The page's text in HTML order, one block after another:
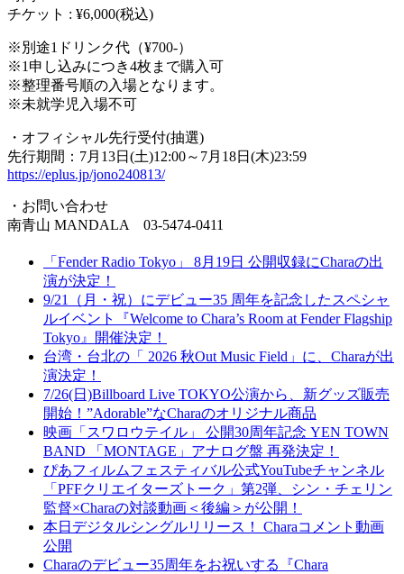
チケット : ¥6,000(税込)
※別途1ドリンク代（¥700-）
※1申し込みにつき4枚まで購入可
※整理番号順の入場となります。
※未就学児入場不可
・オフィシャル先行受付(抽選)
先行期間：7月13日(土)12:00～7月18日(木)23:59
https://eplus.jp/jono240813/
・お問い合わせ
南青山 MANDALA 03-5474-0411
「Fender Radio Tokyo」 8月19日 公開収録にCharaの出
演が決定！
9/21（月・祝）にデビュー35 周年を記念したスペシャ
ルイベント『Welcome to Chara’s Room at Fender Flagship
Tokyo』開催決定！
台湾・台北の「 2026 秋Out Music Field」に、Charaが出
演決定！
7/26(日)Billboard Live TOKYO公演から、新グッズ販売
開始！”Adorable”なCharaのオリジナル商品
映画「スワロウテイル」 公開30周年記念 YEN TOWN
BAND 「MONTAGE」アナログ盤 再発決定！
ぴあフィルムフェスティバル公式YouTubeチャンネル
「PFFクリエイターズトーク」第2弾、シン・チェリン
監督×Charaの対談動画＜後編＞が公開！
本日デジタルシングルリリース！ Charaコメント動画
公開
Charaのデビュー35周年をお祝いする『Chara